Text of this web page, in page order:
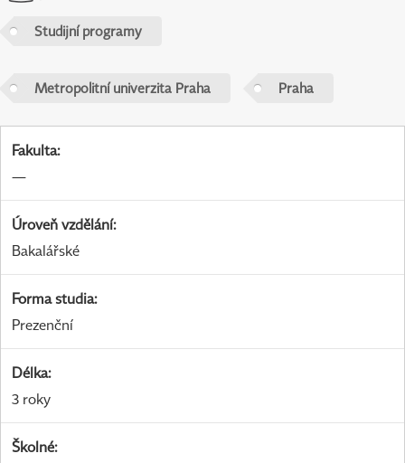
Studijní programy
Metropolitní univerzita Praha Praha
Fakulta:
—
Úroveň vzdělání:
Bakalářské
Forma studia:
Prezenční
Délka:
3 roky
Školné: